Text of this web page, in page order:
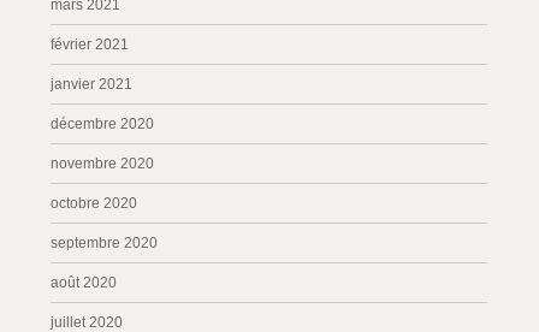
mars 2021
février 2021
janvier 2021
décembre 2020
novembre 2020
octobre 2020
septembre 2020
août 2020
juillet 2020